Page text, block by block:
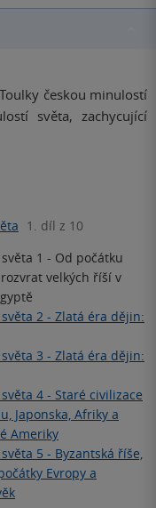
českou minulostí
světa, zachycující
1. díl z 10
1 - Od počátku
velkých říší v
2 - Zlatá éra dějin:
3 - Zlatá éra dějin:
4 - Staré civilizace
Japonska, Afriky a
Ameriky
5 - Byzantská říše,
Evropy a